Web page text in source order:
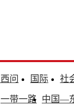
问 国际
社
一带一路 中国—